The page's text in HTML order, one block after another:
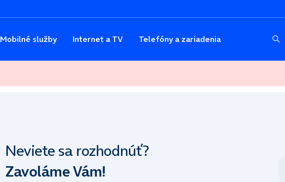
Mobilné služby Internet a TV Telefóny a zariadenia
Neviete sa rozhodnúť?
Zavoláme Vám!